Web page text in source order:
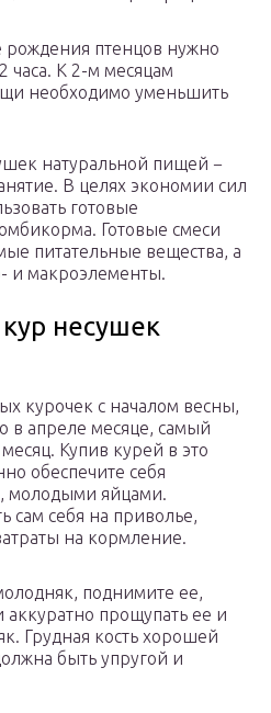
птенцов нужно
часа. К 2-м месяцам
необходимо уменьшить
натуральной пищей −
В целях экономии сил
готовые
Готовые смеси
питательные вещества, а
и макроэлементы.
несушек
курочек с началом весны,
в апреле месяце, самый
Купив курей в это
обеспечите себя
молодыми яйцами.
сам себя на приволье,
на кормление.
поднимите ее,
аккуратно прощупать ее и
Грудная кость хорошей
быть упругой и